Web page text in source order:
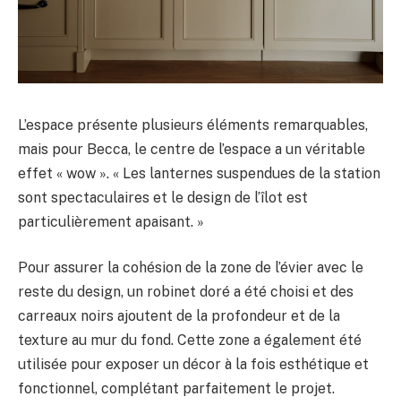
L’espace présente plusieurs éléments remarquables,
mais pour Becca, le centre de l’espace a un véritable
effet « wow ». « Les lanternes suspendues de la station
sont spectaculaires et le design de l’îlot est
particulièrement apaisant. »
Pour assurer la cohésion de la zone de l’évier avec le
reste du design, un robinet doré a été choisi et des
carreaux noirs ajoutent de la profondeur et de la
texture au mur du fond. Cette zone a également été
utilisée pour exposer un décor à la fois esthétique et
fonctionnel, complétant parfaitement le projet.